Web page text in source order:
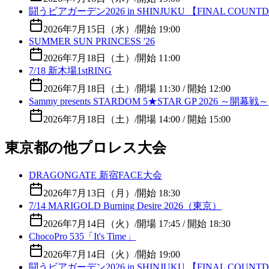
闘うビアガーデン2026 in SHINJUKU 【FINAL
2026年7月15日（水） /開始 19:00
SUMMER SUN PRINCESS '26
2026年7月18日（土） /開始 11:00
7/18 新木場1stRING
2026年7月18日（土） /開場 11:30 / 開始 12:00
Sammy presents STARDOM 5★STAR GP 2026 ～開幕戦～
2026年7月18日（土） /開場 14:00 / 開始 15:00
東京都の他プロレス大会
DRAGONGATE 新宿FACE大会
2026年7月13日（月） /開始 18:30
7/14 MARIGOLD Burning Desire 2026（東京）
2026年7月14日（火） /開場 17:45 / 開始 18:30
ChocoPro 535「It's Time」
2026年7月14日（火） /開始 19:00
闘うビアガーデン2026 in SHINJUKU 【FINAL